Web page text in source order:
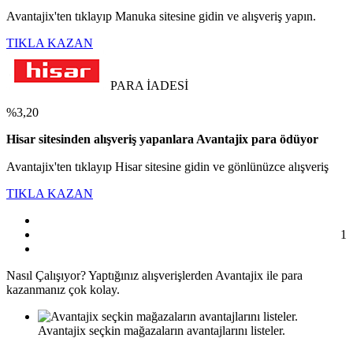
Avantajix'ten tıklayıp Manuka sitesine gidin ve alışveriş yapın.
TIKLA KAZAN
PARA İADESİ
%3,20
Hisar sitesinden alışveriş yapanlara Avantajix para ödüyor
Avantajix'ten tıklayıp Hisar sitesine gidin ve gönlünüzce alışveriş
TIKLA KAZAN
1
Nasıl Çalışıyor?Yaptığınız alışverişlerden Avantajix ile para
kazanmanız çok kolay.
Avantajix seçkin mağazaların avantajlarını listeler.